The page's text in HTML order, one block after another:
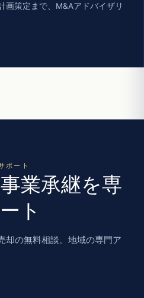
画策定まで、M&Aアドバイザリ
ポート
業承継を専
ト
却の無料相談。地域の専門ア